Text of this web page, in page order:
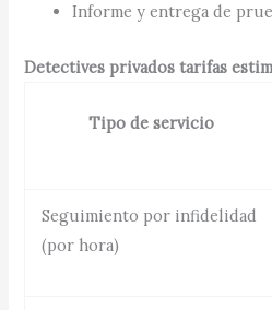
Informe y entrega de
Detectives privados tarifas
Tipo de servicio
Seguimiento por infidelidad
(por hora)